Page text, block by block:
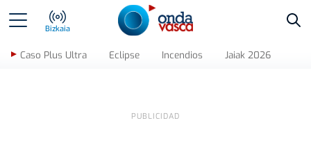
Bizkaia
Caso Plus Ultra Eclipse Incendios Jaiak 2026